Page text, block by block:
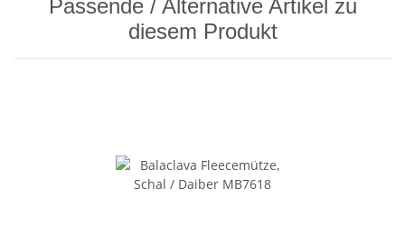
Passende / Alternative Artikel zu
diesem Produkt